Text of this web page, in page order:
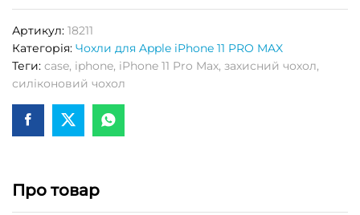
11
PRO
MAX
(White)
Кількість
Артикул: 18211
Категорія: Чохли для Apple iPhone 11 PRO MAX
Теги: case, iphone, iPhone 11 Pro Max, захисний чохол,
силіконовий чохол
Про товар